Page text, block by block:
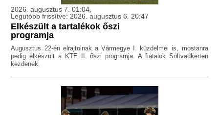
2026. augusztus 7. 01:04,
Legutóbb frissítve: 2026. augusztus 6. 20:47
Elkészült a tartalékok őszi
programja
Augusztus 22-én elrajtolnak a Vármegye I. küzdelmei is, mostanra
pedig elkészült a KTE II. őszi programja. A fiatalok Soltvadkerten
kezdenek.